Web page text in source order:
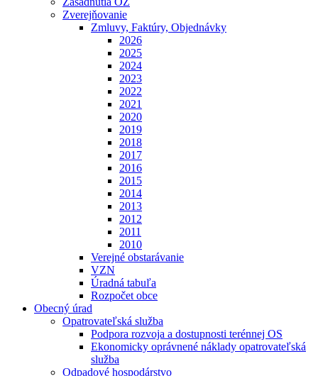
Zverejňovanie
Zmluvy, Faktúry, Objednávky
2026
2025
2024
2023
2022
2021
2020
2019
2018
2017
2016
2015
2014
2013
2012
2011
2010
Verejné obstarávanie
VZN
Úradná tabuľa
Rozpočet obce
Obecný úrad
Opatrovateľská služba
Podpora rozvoja a dostupnosti terénnej OS
Ekonomicky oprávnené náklady opatrovateľská
služba
Odpadové hospodárstvo